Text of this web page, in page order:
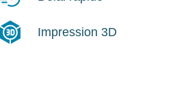
Impression 3D